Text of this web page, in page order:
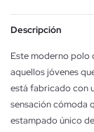
Descripción
Este moderno polo
aquellos jóvenes
está fabricado con
sensación cómoda
estampado único